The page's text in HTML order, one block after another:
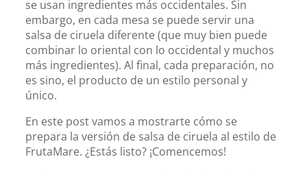
se usan ingredientes más occidentales. Sin
embargo, en cada mesa se puede servir una
salsa de ciruela diferente (que muy bien puede
combinar lo oriental con lo occidental y muchos
más ingredientes). Al final, cada preparación, no
es sino, el producto de un estilo personal y
único.
En este post vamos a mostrarte cómo se
prepara la versión de salsa de ciruela al estilo de
FrutaMare. ¿Estás listo? ¡Comencemos!